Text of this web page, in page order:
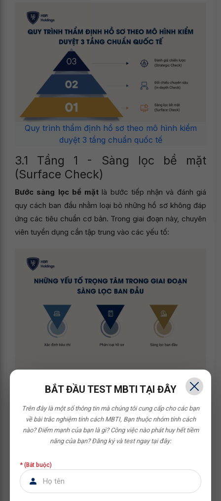
Quy trình thẩm định hồ sơ theo mô hình kiểm
duyệt 3 tầng chuẩn quốc tế
3.1 Tầng 1 - Sàng lọc bề mặt
(Surface Check)
Bước sàng lọc bề mặt là bước tiếp nhận và đánh giá
quy cách ban đầu nhằm loại bỏ những hồ sơ không đáp
ứng các tiêu chuẩn cơ bản. Trong giai đoạn này, chuyên
viên tuyển dụng cần tập trung vào các yếu tố:
ban đầu
Xác định tiêu chí:Lập danh sách kiểm tra
gồm yêu cầu bắt buộc như kinh nghiệm, bằng
cấp, sơ yếu lý lịch chứng thực và các tiêu chí
ưu tiên như kỹ năng chuyên môn, thời gian
Phân loại hồ sơ:
ngay khi tiếp nhận gồm không đạt, tiềm năng
và nổi bật; ưu tiên xem xét phần kinh nghiệm
BẮT ĐẦU TEST MBTI TẠI ĐÂY
Trên đây là một số thông tin mà chúng tôi cung cấp cho các bạn
về bài trắc nghiệm tính cách MBTI, Bạn thuộc nhóm tính cách
nào? Điểm mạnh của bạn là gì? Công việc nào phát huy hết tiềm
năng của bạn?Đăng ký và test ngay tại đây:
* (Bắt buộc)